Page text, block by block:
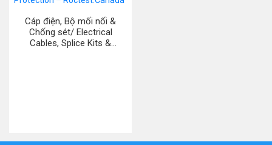
Cáp điện, Bộ mối nối &
Chống sét/ Electrical
Cables, Splice Kits &